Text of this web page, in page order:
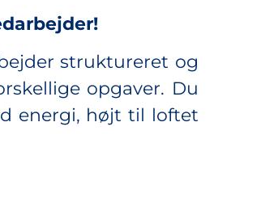
struktureret og
opgaver. Du
energi, højt til loftet